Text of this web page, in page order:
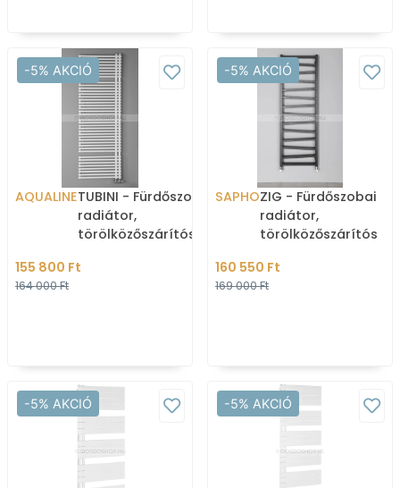
-5% AKCIÓ
AQUALINETUBINI - Fürdőszobai
radiátor,
törölközőszárítós
59,6x178,2cm,
aszimmetrikus - Fehé
155 800 Ft
164 000 Ft
-5% AKCIÓ
SAPHOZIG - Fürdőszobai
radiátor,
törölközőszárítós
50x157,2cm -
160 550 Ft
169 000 Ft
-5% AKCIÓ -5% AKCIÓ